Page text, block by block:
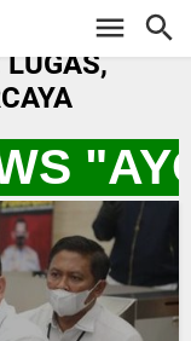
"AYO